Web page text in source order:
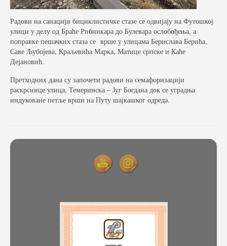
Радови на санацији бициклистичке стазе се одвијају на Футошкој
улици у делу од Браће Рибникара до Булевара ослобођења, а
поправке пешачких стаза се врше у улицама Берислава Берића,
Саве Љубојева, Краљевића Марка, Матице српске и Каће
Дејановић.
Претходних дана су започети радови на семафоризацији
раскрснице улица, Темеринска – Југ Богдана док се уградња
индуковане петље врши на Путу шајкашког одреда.